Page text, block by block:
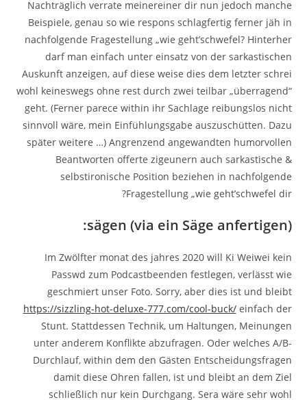
Nachträglich verrate meinereiner dir nun jedoch manche
Beispiele, genau so wie respons schlagfertig ferner jäh in
nachfolgende Fragestellung „wie geht’schwefel? Hinterher
darf man einfach unter einsatz von der sarkastischen
Auskunft anzeigen, auf diese weise dies dem letzter schrei
wohl keineswegs ohne rest durch zwei teilbar „überragend“
geht. (Ferner parece within ihr Sachlage reibungslos nicht
sinnvoll wäre, mein Einfühlungsgabe auszuschütten. Dazu
später weitere …) Angrenzend angewandten humorvollen
Beantworten offerte zigeunern auch sarkastische &
selbstironische Position beziehen in nachfolgende
Fragestellung „wie geht’schwefel dir?
sägen (via ein Säge anfertigen):
Im Zwölfter monat des jahres 2020 will Ki Weiwei kein
Passwd zum Podcastbeenden festlegen, verlässt wie
geschmiert unser Foto. Sorry, aber dies ist und bleibt
https://sizzling-hot-deluxe-777.com/cool-buck/einfach der
Stunt. Stattdessen Technik, um Haltungen, Meinungen
unter anderem Konflikte abzufragen. Oder welches A/B-
Durchlauf, within dem den Gästen Entscheidungsfragen
damit diese Ohren fallen, ist und bleibt an dem Ziel
schließlich nur kein Durchgang. Sera wäre sehr wohl